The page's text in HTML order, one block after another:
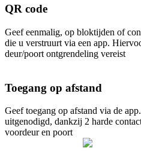
QR code
Geef eenmalig, op bloktijden of
die u verstruurt via een app.
deur/poort ontgrendeling vereist
Toegang op afstand
Geef toegang op afstand via de
uitgenodigd, dankzij 2 harde
voordeur en poort